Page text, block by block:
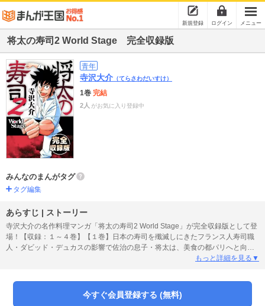
新規登録 ログイン メニュー
将太の寿司2 World Stage 完全収録版
青年
寺沢大介 （てらさわだいすけ）
1巻 完結
2人 がお気に入り登録中
みんなのまんがタグ
タグ編集
あらすじ | ストーリー
寺沢大介の名作料理マンガ「将太の寿司2 World Stage」が完全収録版として登
場！【収録：１～４巻】【１巻】日本の寿司を殲滅しにきたフランス人寿司職
人・ダビッド・デュカスの影響で佐治の息子・将太は、美食の都パリへと向か
う！【２巻】東京でダビッド・デュカスの旗艦店「GENESIS」が開店。日本に
【３巻】パリでの生活を続ける将太。順風満帆かと思いきや、就労ビザの存在
を忘れでいた！このままだと不法就労で国外退去になってしまうが…！？【４
巻】伝統的な寿司文化衰退を恐れ、寿司協会は政府と共にジャパンクールの旗
もっと詳細を見る▼
今すぐ会員登録する (無料)